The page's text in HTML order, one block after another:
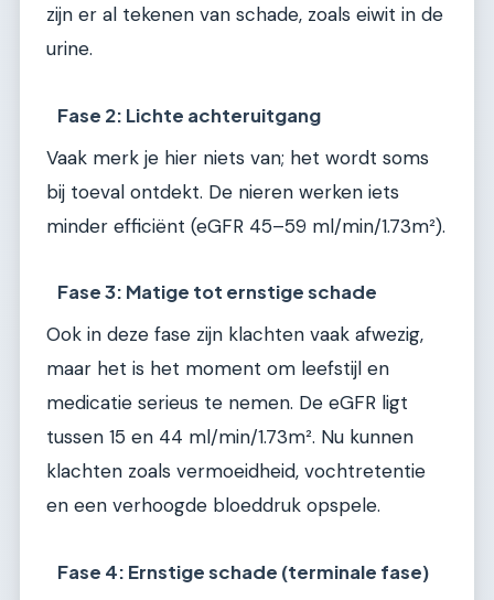
zijn er al tekenen van schade, zoals eiwit in de
urine.
Fase 2: Lichte achteruitgang
Vaak merk je hier niets van; het wordt soms
bij toeval ontdekt. De nieren werken iets
minder efficiënt (eGFR 45–59 ml/min/1.73m²).
Fase 3: Matige tot ernstige schade
Ook in deze fase zijn klachten vaak afwezig,
maar het is het moment om leefstijl en
medicatie serieus te nemen. De eGFR ligt
tussen 15 en 44 ml/min/1.73m². Nu kunnen
klachten zoals vermoeidheid, vochtretentie
en een verhoogde bloeddruk opspele.
Fase 4: Ernstige schade (terminale fase)